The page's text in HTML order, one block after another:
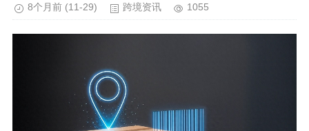
8个月前 (11-29) 跨境资讯 1055